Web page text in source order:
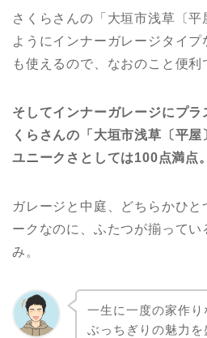
さくらさんの「大垣市浅草〔
ようにインナーガレージタイプ
も使えるので、なおのこと便利
そしてインナーガレージにプラ
くらさんの「大垣市浅草〔平屋
ユニークさとしては100点満点。
ガレージと中庭、どちらかひと
ークなのに、ふたつが揃って
み。
一生に一度の家作
ぶっちぎりの魅力